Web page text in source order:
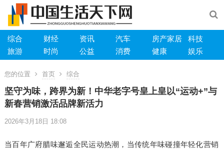
综合 财经 资讯 汽车 房产家居
科技
旅游
时尚 公益 消费 健康 娱乐
您的位置 首页 综合
坚守为味，跨界为新！中华老字号皇上皇以“运动+”与
新春营销激活品牌新活力
2026年3月18日 18:08
当百年广府腊味邂逅全民运动热潮，当传统年味碰撞年轻化营销